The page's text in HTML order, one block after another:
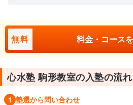
無料 料金・コース
心水塾 駒形教室の入塾の流れ
1 塾選から問い合わせ